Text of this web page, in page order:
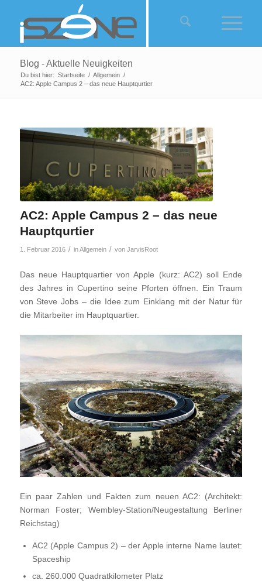
Blog - Aktuelle Neuigkeiten
Du bist hier: Startseite / Allgemein /
AC2: Apple Campus 2 – das neue Hauptqurtier
AC2: Apple Campus 2 – das neue
Hauptqurtier
1. Februar 2016 / inAllgemein / von JarvisRoot
Das neue Hauptquartier von Apple (kurz: AC2) soll Ende
des Jahres in Cupertino seine Pforten öffnen. Ein Traum
von Steve Jobs – die Idee zum Einklang mit der Natur für
die Mitarbeiter im Hauptquartier.
Ein paar Zahlen und Fakten zum neuen AC2: (Architekt:
Norman Foster; Wembley-Station/Neugestaltung Berliner
Reichstag)
AC2 (Apple Campus 2) – der Apple interne Name lautet:
Spaceship
ca. 260.000 Quadratkilometer Platz